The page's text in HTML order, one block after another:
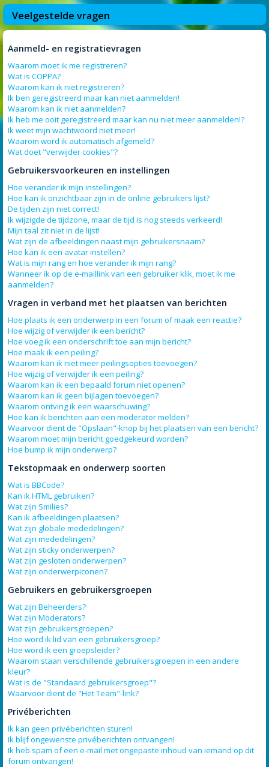
Veelgestelde vragen
Aanmeld- en registratievragen
Waarom moet ik me registreren?
Wat is COPPA?
Waarom kan ik niet registreren?
Ik ben geregistreerd maar kan niet aanmelden!
Waarom kan ik niet aanmelden?
Ik heb me ooit geregistreerd maar kan nu niet meer aanmelden!?
Ik weet mijn wachtwoord niet meer!
Waarom word ik automatisch afgemeld?
Wat doet "verwijder cookies"?
Gebruikersvoorkeuren en instellingen
Hoe verander ik mijn instellingen?
Hoe kan ik onzichtbaar zijn in de online gebruikers lijst?
De tijden zijn niet correct!
Ik wijzigde de tijdzone, maar de tijd is nog steeds verkeerd!
Mijn taal zit niet in de lijst!
Wat zijn de afbeeldingen naast mijn gebruikersnaam?
Hoe kan ik een avatar instellen?
Wat is mijn rang en hoe verander ik mijn rang?
Wanneer ik op de e-maillink van een gebruiker klik, moet ik me
aanmelden?
Vragen in verband met het plaatsen van berichten
Hoe plaats ik een onderwerp in een forum of maak een reactie?
Hoe wijzig of verwijder ik een bericht?
Hoe voeg ik een onderschrift toe aan mijn bericht?
Hoe maak ik een peiling?
Waarom kan ik niet meer peilingsopties toevoegen?
Hoe wijzig of verwijder ik een peiling?
Waarom kan ik een bepaald forum niet openen?
Waarom kan ik geen bijlagen toevoegen?
Waarom ontving ik een waarschuwing?
Hoe kan ik berichten aan een moderator melden?
Waarvoor dient de "Opslaan"-knop bij het plaatsen van een bericht?
Waarom moet mijn bericht goedgekeurd worden?
Hoe bump ik mijn onderwerp?
Tekstopmaak en onderwerp soorten
Wat is BBCode?
Kan ik HTML gebruiken?
Wat zijn Smilies?
Kan ik afbeeldingen plaatsen?
Wat zijn globale mededelingen?
Wat zijn mededelingen?
Wat zijn sticky onderwerpen?
Wat zijn gesloten onderwerpen?
Wat zijn onderwerpiconen?
Gebruikers en gebruikersgroepen
Wat zijn Beheerders?
Wat zijn Moderators?
Wat zijn gebruikersgroepen?
Hoe word ik lid van een gebruikersgroep?
Hoe word ik een groepsleider?
Waarom staan verschillende gebruikersgroepen in een andere
kleur?
Wat is de "Standaard gebruikersgroep"?
Waarvoor dient de "Het Team"-link?
Privéberichten
Ik kan geen privéberichten sturen!
Ik blijf ongewenste privéberichten ontvangen!
Ik heb spam of een e-mail met ongepaste inhoud van iemand op dit
forum ontvangen!